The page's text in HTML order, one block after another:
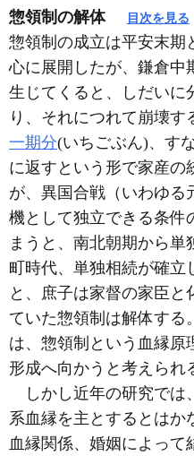
惣領制の解体 目次を見る
惣領制の成立は平安末期
心に展開したが、鎌倉中
生じてくると、しだいに
り、それにつれて崩壊
一期分(いちごぶん)、す
に返すという形で家産の
が、異国合戦（いわゆる
機として独立できる条件
まうと、南北朝期から
町時代、単独相続が確立
と、庶子は家督の家臣と
ていた惣領制は解体する
は、惣領制という血縁原
形成へ向かうと考えられ
しかし近年の研究では
系血縁を主とするとはか
血縁関係、婚姻によって